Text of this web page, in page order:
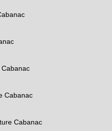
Cabanac
Cabanac